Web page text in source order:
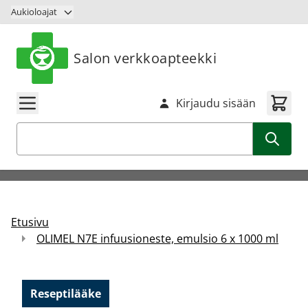
Siirry sisältöön
Aukioloajat
Salon verkkoapteekki
Kirjaudu sisään
Etusivu
OLIMEL N7E infuusioneste, emulsio 6 x 1000 ml
Reseptilääke